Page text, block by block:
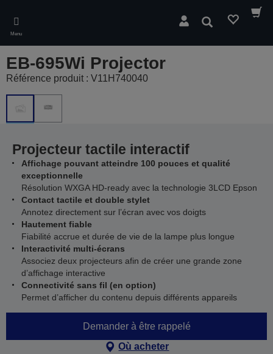
main
content
Menu
Rechercher
EB-695Wi Projector
Référence produit : V11H740040
Projecteur tactile interactif
Affichage pouvant atteindre 100 pouces et qualité
exceptionnelle
Résolution WXGA HD-ready avec la technologie 3LCD Epson
Contact tactile et double stylet
Annotez directement sur l’écran avec vos doigts
Hautement fiable
Fiabilité accrue et durée de vie de la lampe plus longue
Interactivité multi-écrans
Associez deux projecteurs afin de créer une grande zone
d’affichage interactive
Connectivité sans fil (en option)
Permet d’afficher du contenu depuis différents appareils
Demander à être rappelé
Où acheter